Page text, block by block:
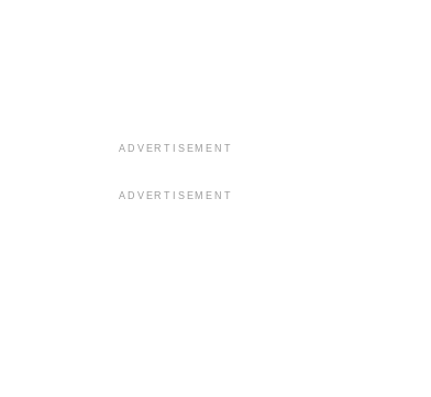
ADVERTISEMENT
ADVERTISEMENT